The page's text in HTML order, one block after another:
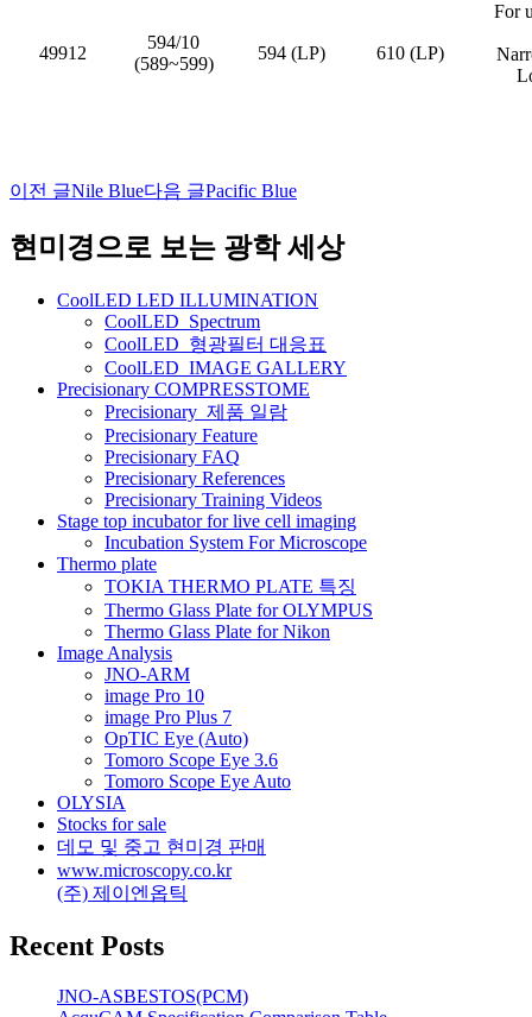
49912
594/10
(589~599)
594 (LP) 610 (LP)
For
글
네
이전 글Nile Blue다음 글Pacific Blue
현미경으로 보는 광학 세상
CoolLED LED ILLUMINATION
CoolLED_Spectrum
CoolLED_형광필터 대응표
CoolLED_IMAGE GALLERY
Precisionary COMPRESSTOME
Precisionary_제품 일람
Precisionary Feature
Precisionary FAQ
Precisionary References
Precisionary Training Videos
Stage top incubator for live cell imaging
Incubation System For Microscope
Thermo plate
TOKIA THERMO PLATE 특징
Thermo Glass Plate for OLYMPUS
Thermo Glass Plate for Nikon
Image Analysis
JNO-ARM
image Pro 10
image Pro Plus 7
OpTIC Eye (Auto)
Tomoro Scope Eye 3.6
Tomoro Scope Eye Auto
OLYSIA
Stocks for sale
데모 및 중고 현미경 판매
www.microscopy.co.kr
(주) 제이엔옵틱
Recent Posts
JNO-ASBESTOS(PCM)